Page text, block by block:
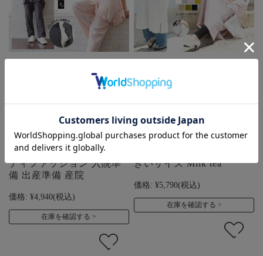
ジャマ＞涼しげなシボのあ
るダブルガーゼ素材 コッ
トン100％ボリューム袖パ
ジャマ【585026】
ティ 妊娠 出産 産前産後
マタニティウエア マタニ
ティファッション 入院準
備 出産準備 産院
価格: ¥4,940(税込)
在庫を確認する
日発送対象】 ＜授乳服・
冷感＆抗菌機能付き！さら
っと快適ワンピース
【6315231A】 授乳服 マ
タニティ服 機能素材 ロン
きいサイズ Milk tea
価格: ¥5,790(税込)
在庫を確認する